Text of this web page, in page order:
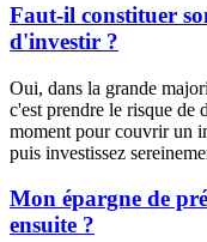
Faut-il constituer
d'investir ?
Oui, dans la grande
c'est prendre le risque de
moment pour couvrir un
puis investissez
Mon épargne de
ensuite ?